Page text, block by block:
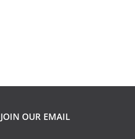
JOIN OUR EMAIL